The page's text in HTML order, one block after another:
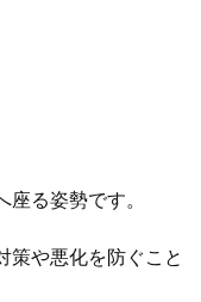
る姿勢です。
策や悪化を防ぐこと